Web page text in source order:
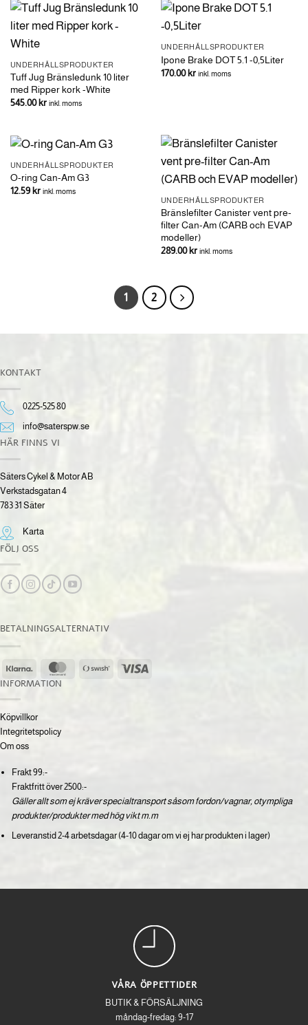
UNDERHÅLLSPRODUKTER
Tuff Jug Bränsledunk 10 liter
med Ripper kork -White
545.00kr inkl. moms
UNDERHÅLLSPRODUKTER
Ipone Brake DOT 5.1 -0,5Liter
170.00kr inkl. moms
UNDERHÅLLSPRODUKTER
O-ring Can-Am G3
12.59kr inkl. moms
UNDERHÅLLSPRODUKTER
Bränslefilter Canister vent pre-
filter Can-Am (CARB och EVAP
modeller)
289.00kr inkl. moms
1 2
KONTAKT
0225-525 80
info@saterspw.se
HÄR FINNS VI
Säters Cykel & Motor AB
Verkstadsgatan 4
783 31 Säter
Karta
FÖLJ OSS
BETALNINGSALTERNATIV
Klarna MasterCardSwish
INFORMATION
Köpvillkor
Integritetspolicy
Om oss
Frakt 99:-
Fraktfritt över 2500:-
Gäller allt som ej kräver specialtransport såsom fordon/vagnar, otympliga
produkter/produkter med hög vikt m.m
Leveranstid 2-4 arbetsdagar (4-10 dagar om vi ej har produkten i lager)
VÅRA ÖPPETTIDER
BUTIK & FÖRSÄLJNING
måndag-fredag: 9-17